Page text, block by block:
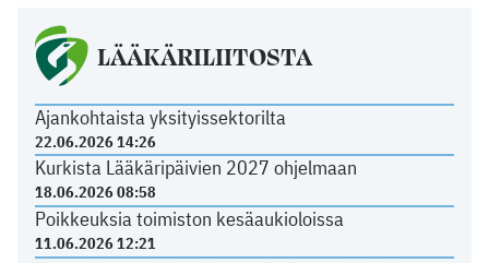
LÄÄKÄRILIITOSTA
Ajankohtaista yksityissektorilta
22.06.2026 14:26
Kurkista Lääkäripäivien 2027 ohjelmaan
18.06.2026 08:58
Poikkeuksia toimiston kesäaukioloissa
11.06.2026 12:21